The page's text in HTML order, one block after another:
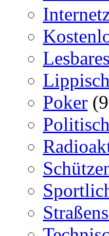
Lesbares
Poker